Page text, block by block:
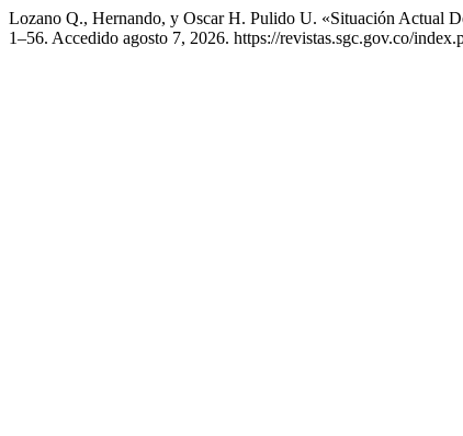
Lozano Q., Hernando, y Oscar H. Pulido U. «Situación Actual
1–56. Accedido agosto 7, 2026. https://revistas.sgc.gov.co/